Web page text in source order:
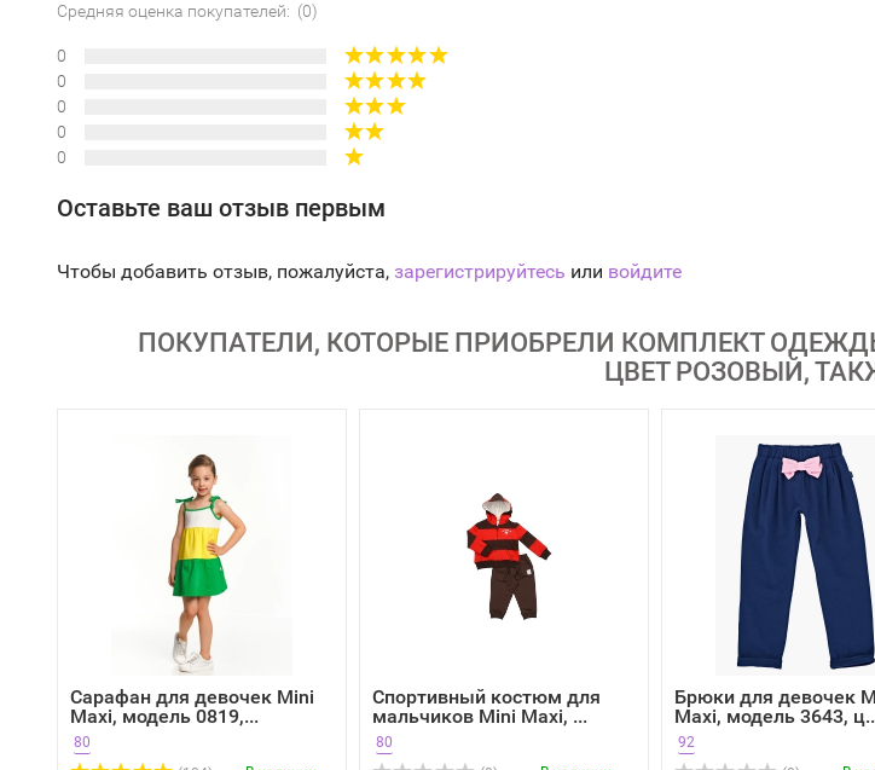
Средняя оценка покупателей: (0)
0
0
0
0
0
Оставьте ваш отзыв первым
Чтобы добавить отзыв, пожалуйста, зарегистрируйтесь или войдите
ПОКУПАТЕЛИ, КОТОРЫЕ ПРИОБРЕЛИ КОМПЛЕКТ
ЦВЕТ РОЗОВЫЙ,
Сарафан для девочек Mini
Maxi, модель 0819,...
80
Спортивный костюм для
мальчиков Mini Maxi, ...
80
Брюки для девочек
Maxi, модель 3643,
92